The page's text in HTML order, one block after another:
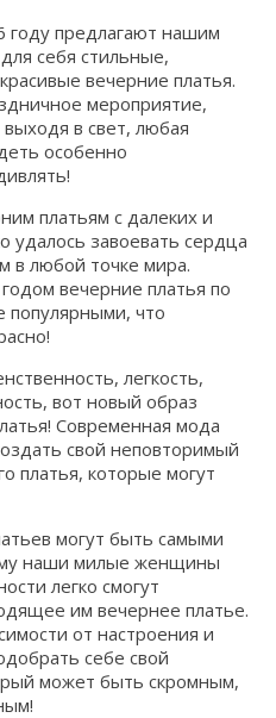
предлагают нашим
себя стильные,
вечерние платья.
мероприятие,
в свет, любая
особенно
платьям с далеких и
удалось завоевать сердца
в любой точке мира.
вечерние платья по
популярными, что
легкость,
вот новый образ
Современная мода
свой неповторимый
платья, которые могут
могут быть самыми
наши милые женщины
легко смогут
им вечернее платье.
от настроения и
себе свой
может быть скромным,